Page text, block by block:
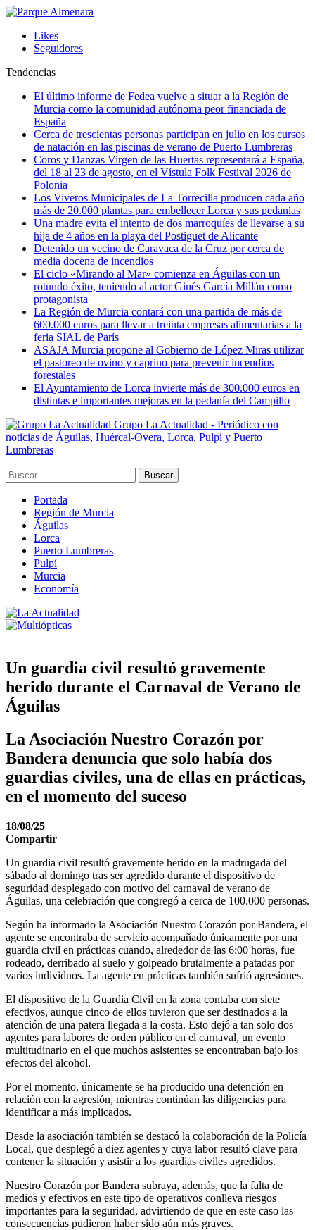
Likes
Seguidores
Tendencias
El último informe de Fedea vuelve a situar a la Región de
Murcia como la comunidad autónoma peor financiada de
España
Cerca de trescientas personas participan en julio en los cursos
de natación en las piscinas de verano de Puerto Lumbreras
Coros y Danzas Virgen de las Huertas representará a España,
del 18 al 23 de agosto, en el Vístula Folk Festival 2026 de
Polonia
Los Viveros Municipales de La Torrecilla producen cada año
más de 20.000 plantas para embellecer Lorca y sus pedanías
Una madre evita el intento de dos marroquíes de llevarse a su
hija de 4 años en la playa del Postiguet de Alicante
Detenido un vecino de Caravaca de la Cruz por cerca de
media docena de incendios
El ciclo «Mirando al Mar» comienza en Águilas con un
rotundo éxito, teniendo al actor Ginés García Millán como
protagonista
La Región de Murcia contará con una partida de más de
600.000 euros para llevar a treinta empresas alimentarias a la
feria SIAL de París
ASAJA Murcia propone al Gobierno de López Miras utilizar
el pastoreo de ovino y caprino para prevenir incendios
forestales
El Ayuntamiento de Lorca invierte más de 300.000 euros en
distintas e importantes mejoras en la pedanía del Campillo
Grupo La Actualidad - Periódico con
noticias de Águilas, Huércal-Overa, Lorca, Pulpí y Puerto
Lumbreras
Portada
Región de Murcia
Águilas
Lorca
Puerto Lumbreras
Pulpí
Murcia
Economía
Un guardia civil resultó gravemente
herido durante el Carnaval de Verano de
Águilas
La Asociación Nuestro Corazón por
Bandera denuncia que solo había dos
guardias civiles, una de ellas en prácticas,
en el momento del suceso
18/08/25
Compartir
Un guardia civil resultó gravemente herido en la madrugada del
sábado al domingo tras ser agredido durante el dispositivo de
seguridad desplegado con motivo del carnaval de verano de
Águilas, una celebración que congregó a cerca de 100.000 personas.
Según ha informado la Asociación Nuestro Corazón por Bandera, el
agente se encontraba de servicio acompañado únicamente por una
guardia civil en prácticas cuando, alrededor de las 6:00 horas, fue
rodeado, derribado al suelo y golpeado brutalmente a patadas por
varios individuos. La agente en prácticas también sufrió agresiones.
El dispositivo de la Guardia Civil en la zona contaba con siete
efectivos, aunque cinco de ellos tuvieron que ser destinados a la
atención de una patera llegada a la costa. Esto dejó a tan solo dos
agentes para labores de orden público en el carnaval, un evento
multitudinario en el que muchos asistentes se encontraban bajo los
efectos del alcohol.
Por el momento, únicamente se ha producido una detención en
relación con la agresión, mientras continúan las diligencias para
identificar a más implicados.
Desde la asociación también se destacó la colaboración de la Policía
Local, que desplegó a diez agentes y cuya labor resultó clave para
contener la situación y asistir a los guardias civiles agredidos.
Nuestro Corazón por Bandera subraya, además, que la falta de
medios y efectivos en este tipo de operativos conlleva riesgos
importantes para la seguridad, advirtiendo de que en este caso las
consecuencias pudieron haber sido aún más graves.